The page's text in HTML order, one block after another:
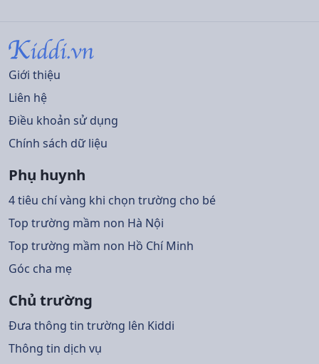
Giới thiệu
Liên hệ
Điều khoản sử dụng
Chính sách dữ liệu
Phụ huynh
4 tiêu chí vàng khi chọn trường cho bé
Top trường mầm non Hà Nội
Top trường mầm non Hồ Chí Minh
Góc cha mẹ
Chủ trường
Đưa thông tin trường lên Kiddi
Thông tin dịch vụ